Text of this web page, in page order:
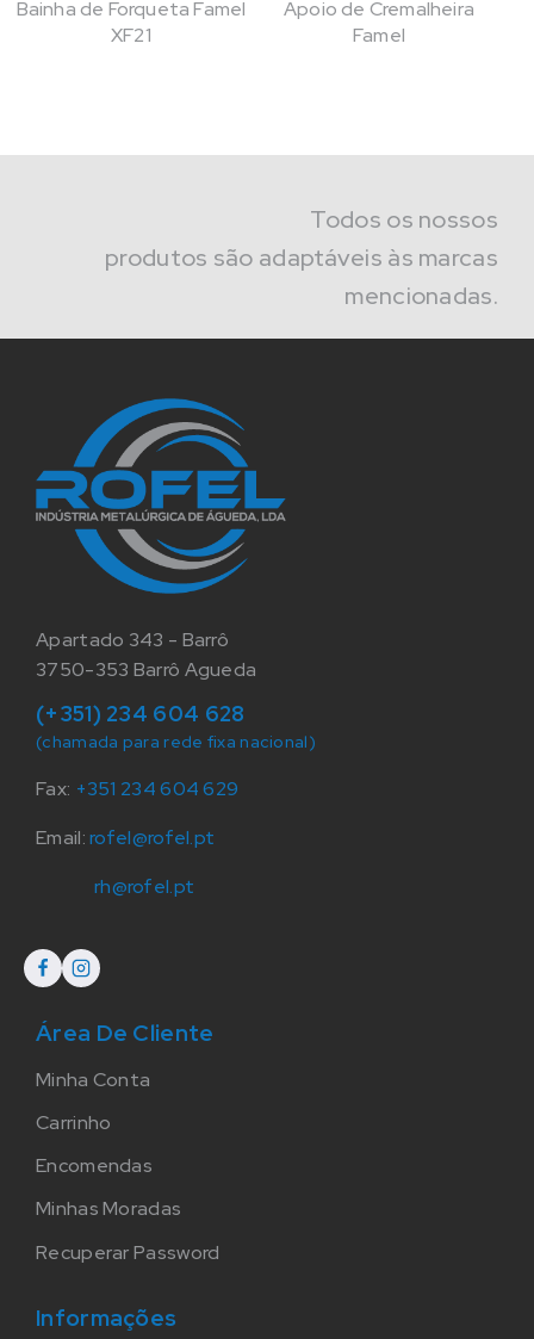
Bainha de Forqueta Famel
XF21
Apoio de Cremalheira
Famel
Todos os nossos
produtos são adaptáveis às marcas
mencionadas.
Apartado 343 - Barrô
3750-353 Barrô Agueda
(+351) 234 604 628
(chamada para rede fixa nacional)
Fax: +351 234 604 629
Email:rofel@rofel.pt
rh@rofel.pt
Área De Cliente
Minha Conta
Carrinho
Encomendas
Minhas Moradas
Recuperar Password
Informações